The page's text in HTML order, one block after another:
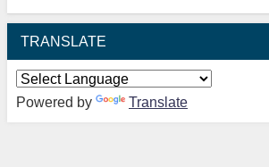
TRANSLATE
Powered by Translate